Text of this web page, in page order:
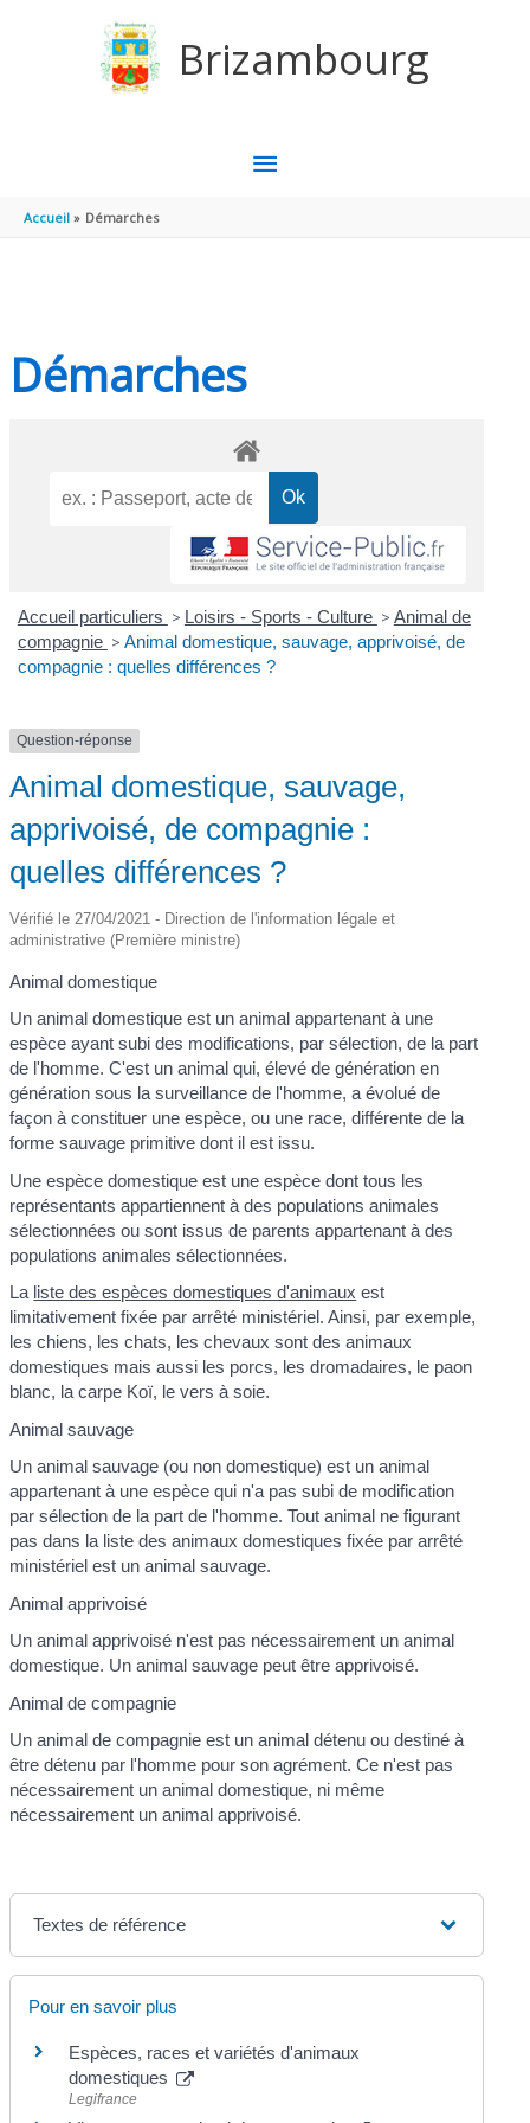
Brizambourg
MENU
Accueil Démarches
Démarches
Accueil particuliers > Loisirs - Sports - Culture > Animal de
compagnie > Animal domestique, sauvage, apprivoisé, de
compagnie : quelles différences ?
Question-réponse
Animal domestique, sauvage,
apprivoisé, de compagnie :
quelles différences ?
Vérifié le 27/04/2021 - Direction de l'information légale et
administrative (Première ministre)
Animal domestique
Un animal domestique est un animal appartenant à une
espèce ayant subi des modifications, par sélection, de la part
de l'homme. C'est un animal qui, élevé de génération en
génération sous la surveillance de l'homme, a évolué de
façon à constituer une espèce, ou une race, différente de la
forme sauvage primitive dont il est issu.
Une espèce domestique est une espèce dont tous les
représentants appartiennent à des populations animales
sélectionnées ou sont issus de parents appartenant à des
populations animales sélectionnées.
La liste des espèces domestiques d'animaux est
limitativement fixée par arrêté ministériel. Ainsi, par exemple,
les chiens, les chats, les chevaux sont des animaux
domestiques mais aussi les porcs, les dromadaires, le paon
blanc, la carpe Koï, le vers à soie.
Animal sauvage
Un animal sauvage (ou non domestique) est un animal
appartenant à une espèce qui n'a pas subi de modification
par sélection de la part de l'homme. Tout animal ne figurant
pas dans la liste des animaux domestiques fixée par arrêté
ministériel est un animal sauvage.
Animal apprivoisé
Un animal apprivoisé n'est pas nécessairement un animal
domestique. Un animal sauvage peut être apprivoisé.
Animal de compagnie
Un animal de compagnie est un animal détenu ou destiné à
être détenu par l'homme pour son agrément. Ce n'est pas
nécessairement un animal domestique, ni même
nécessairement un animal apprivoisé.
Textes de référence
Pour en savoir plus
Espèces, races et variétés d'animaux
domestiques
Legifrance